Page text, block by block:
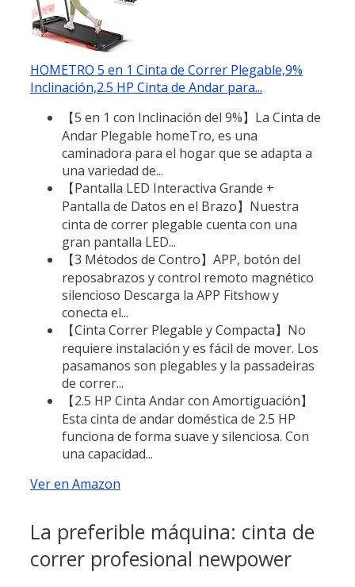
HOMETRO 5 en 1 Cinta de Correr Plegable,9%
Inclinación,2.5 HP Cinta de Andar para...
【5 en 1 con Inclinación del 9%】La Cinta de
Andar Plegable homeTro, es una
caminadora para el hogar que se adapta a
una variedad de...
【Pantalla LED Interactiva Grande +
Pantalla de Datos en el Brazo】Nuestra
cinta de correr plegable cuenta con una
gran pantalla LED...
【3 Métodos de Contro】APP, botón del
reposabrazos y control remoto magnético
silencioso Descarga la APP Fitshow y
conecta el...
【Cinta Correr Plegable y Compacta】No
requiere instalación y es fácil de mover. Los
pasamanos son plegables y la passadeiras
de correr...
【2.5 HP Cinta Andar con Amortiguación】
Esta cinta de andar doméstica de 2.5 HP
funciona de forma suave y silenciosa. Con
una capacidad...
Ver en Amazon
La preferible máquina: cinta de
correr profesional newpower